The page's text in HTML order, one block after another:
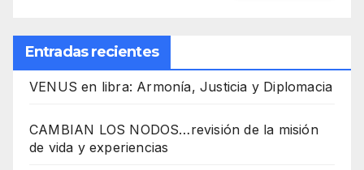
Entradas recientes
VENUS en libra: Armonía, Justicia y Diplomacia
CAMBIAN LOS NODOS…revisión de la misión
de vida y experiencias